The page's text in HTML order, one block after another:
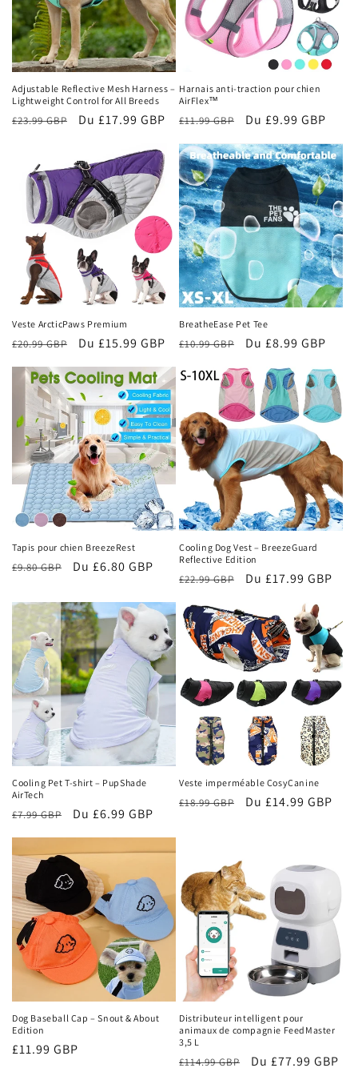
i
o
n
:
Adjustable Reflective Mesh Harness –
Lightweight Control for All Breeds
Prix
£23.99 GBP
Prix
Du £17.99 GBP
Harnais anti-traction pour chien
AirFlex™
Prix
£11.99 GBP
Prix
Du £9.99 GBP
Veste ArcticPaws Premium
Prix
£20.99 GBP
Prix
Du £15.99 GBP
BreatheEase Pet Tee
Prix
£10.99 GBP
Prix
Du £8.99 GBP
Tapis pour chien BreezeRest
Prix
£9.80 GBP
Prix
Du £6.80 GBP
Cooling Dog Vest – BreezeGuard
Reflective Edition
Prix
£22.99 GBP
Prix
Du £17.99 GBP
Cooling Pet T-shirt – PupShade
AirTech
Prix
£7.99 GBP
Prix
Du £6.99 GBP
Veste imperméable CosyCanine
Prix
£18.99 GBP
Prix
Du £14.99 GBP
Dog Baseball Cap – Snout & About
Edition
Prix
£11.99 GBP
Distributeur intelligent pour
animaux de compagnie FeedMaster
3,5 L
Prix
£114.99 GBP
Prix
Du £77.99 GBP